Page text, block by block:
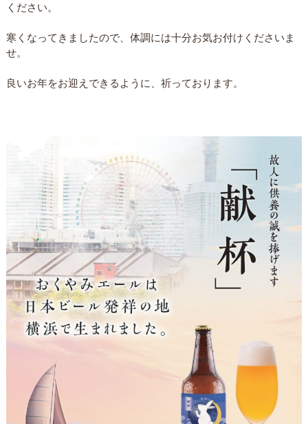
ください。
寒くなってきましたので、体調には十分お気お付けくださいま
せ。
良いお年をお迎えできるように、祈っております。